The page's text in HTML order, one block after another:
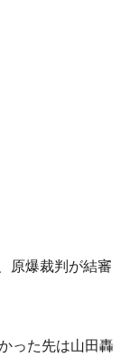
原爆裁判が結審
った先は山田轟